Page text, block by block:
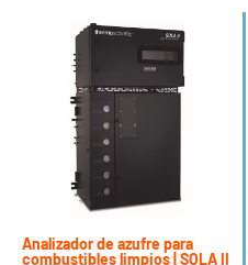
Analizador de azufre para
combustibles limpios | SOLA II